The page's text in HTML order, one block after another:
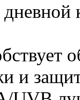
и